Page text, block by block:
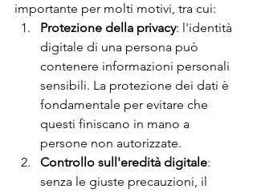
importante per molti motivi, tra cui:
Protezione della privacy: l'identità
digitale di una persona può
contenere informazioni personali
sensibili. La protezione dei dati è
fondamentale per evitare che
questi finiscano in mano a
persone non autorizzate.
Controllo sull'eredità digitale:
senza le giuste precauzioni, il